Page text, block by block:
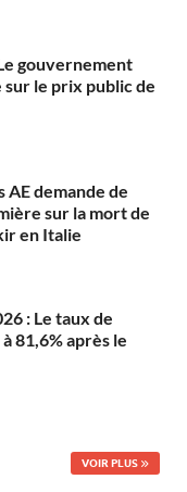
gouvernement
le prix public de
AE demande de
sur la mort de
en Italie
: Le taux de
81,6% après le
VOIR PLUS